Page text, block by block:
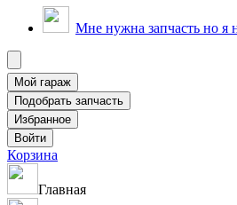
Мне нужна запчасть но я
Корзина
Главная